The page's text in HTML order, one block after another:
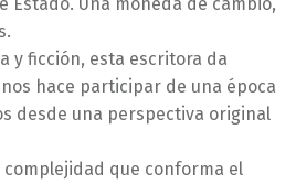
y ficción, esta escritora da
hace participar de una época
desde una perspectiva original
complejidad que conforma el